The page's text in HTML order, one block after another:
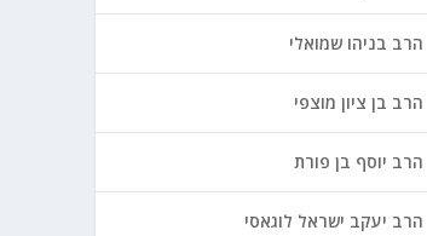
הרב בניהו שמואלי
הרב בן ציון מוצפי
הרב יוסף בן פורת
הרב יעקב ישראל לוגאסי